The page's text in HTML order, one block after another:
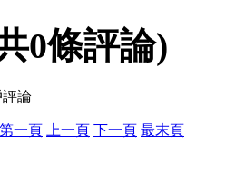
0條評論)
論
第一頁 上一頁 下一頁 最末頁